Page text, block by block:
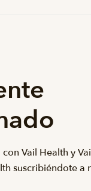
Vail Health y
suscribiéndote a